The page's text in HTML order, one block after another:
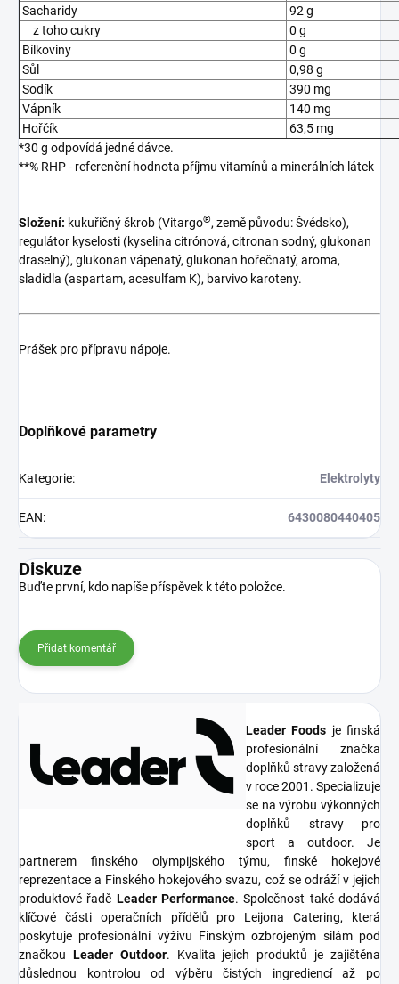
Sacharidy
92 g
z toho cukry
0 g
Bílkoviny
0 g
Sůl
0,98 g
Sodík
390 mg
Vápník
140 mg
Hořčík
63,5 mg
*30 g odpovídá jedné dávce.
**% RHP - referenční hodnota příjmu vitamínů a minerálních látek
Složení: kukuřičný škrob (Vitargo®, země původu: Švédsko),
regulátor kyselosti (kyselina citrónová, citronan sodný, glukonan
draselný), glukonan vápenatý, glukonan hořečnatý, aroma,
sladidla (aspartam, acesulfam K), barvivo karoteny.
Prášek pro přípravu nápoje.
Doplňkové parametry
Kategorie: Elektrolyty
EAN: 6430080440405
Diskuze
Buďte první, kdo napíše příspěvek k této položce.
Přidat komentář
Leader Foods je finská
profesionální značka
doplňků stravy založená
v roce 2001. Specializuje
se na výrobu výkonných
doplňků stravy pro
sport a outdoor. Je
partnerem finského olympijského týmu, finské hokejové
reprezentace a Finského hokejového svazu, což se odráží v jejich
produktové řadě Leader Performance. Společnost také dodává
klíčové části operačních přídělů pro Leijona Catering, která
poskytuje profesionální výživu Finským ozbrojeným silám pod
značkou Leader Outdoor. Kvalita jejich produktů je zajištěna
důslednou kontrolou od výběru čistých ingrediencí až po